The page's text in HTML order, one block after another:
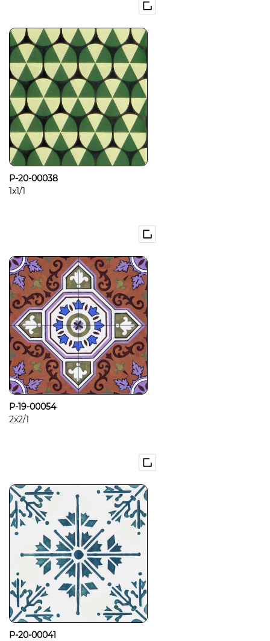
P-20-00038
1x1/1
P-19-00054
2x2/1
P-20-00041